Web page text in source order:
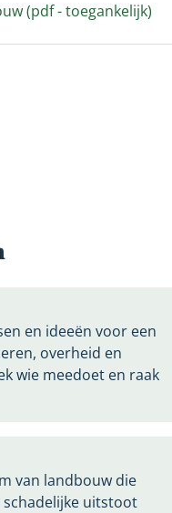
(pdf - toegankelijk)
en ideeën voor een
overheid en
wie meedoet en raak
van landbouw die
uitstoot